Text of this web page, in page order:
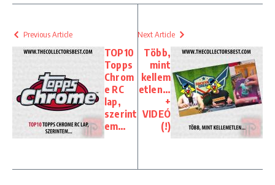
Previous Article
TOP10
Topps
Chrom
e RC
lap,
szerint
em…
Next Article
Több,
mint
kellem
etlen…
+
VIDEÓ
(!)